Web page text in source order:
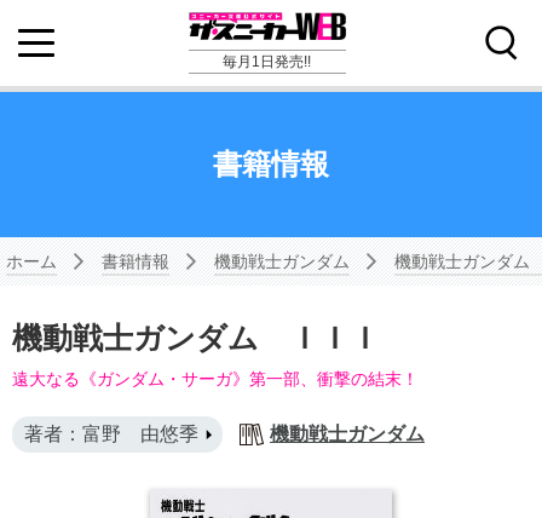
毎月1日発売!!
書籍情報
ホーム 書籍情報 機動戦士ガンダム 機動戦士ガンダ
機動戦士ガンダム ＩＩＩ
遠大なる《ガンダム・サーガ》第一部、衝撃の結末！
著者：富野 由悠季 機動戦士ガンダム